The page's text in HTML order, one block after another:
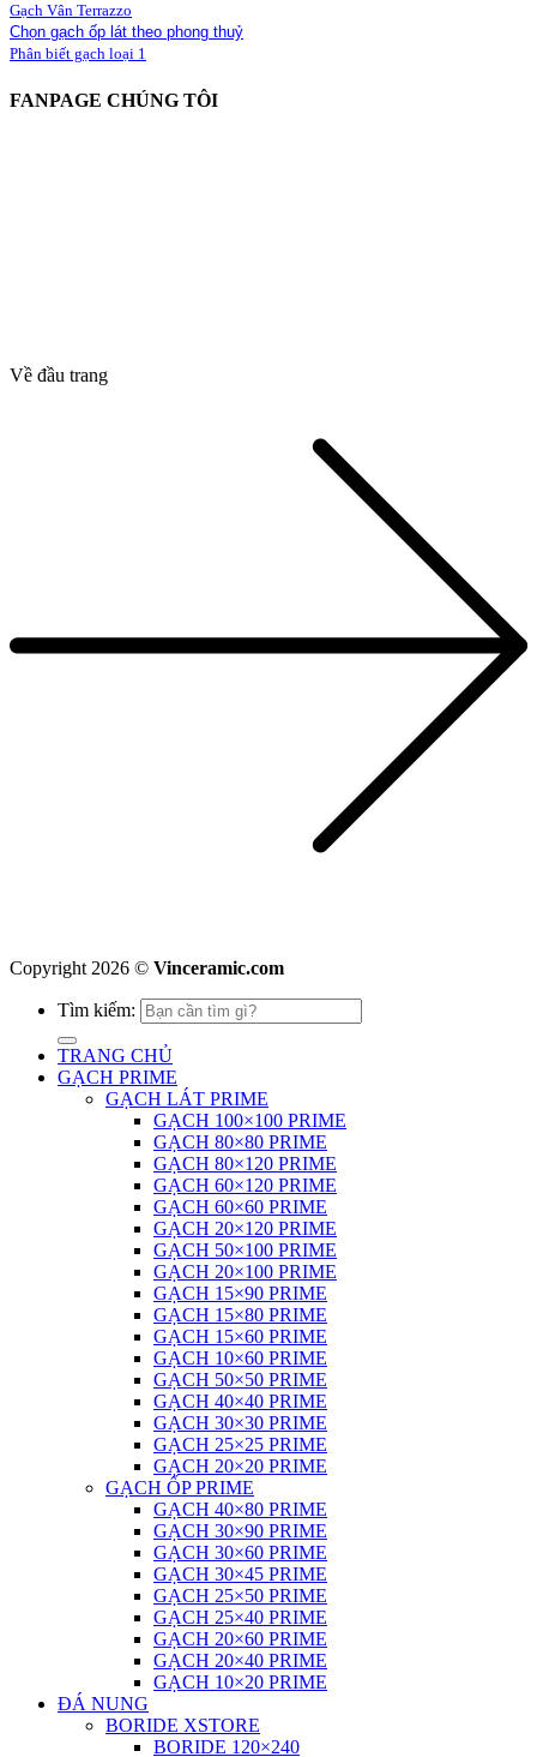
Gạch Vân Terrazzo
Chọn gạch ốp lát theo phong thuỷ
Phân biết gạch loại 1
FANPAGE CHÚNG TÔI
Về đầu trang
Copyright 2026 © Vinceramic.com
Tìm kiếm:
TRANG CHỦ
GẠCH PRIME
GẠCH LÁT PRIME
GẠCH 100×100 PRIME
GẠCH 80×80 PRIME
GẠCH 80×120 PRIME
GẠCH 60×120 PRIME
GẠCH 60×60 PRIME
GẠCH 20×120 PRIME
GẠCH 50×100 PRIME
GẠCH 20×100 PRIME
GẠCH 15×90 PRIME
GẠCH 15×80 PRIME
GẠCH 15×60 PRIME
GẠCH 10×60 PRIME
GẠCH 50×50 PRIME
GẠCH 40×40 PRIME
GẠCH 30×30 PRIME
GẠCH 25×25 PRIME
GẠCH 20×20 PRIME
GẠCH ỐP PRIME
GẠCH 40×80 PRIME
GẠCH 30×90 PRIME
GẠCH 30×60 PRIME
GẠCH 30×45 PRIME
GẠCH 25×50 PRIME
GẠCH 25×40 PRIME
GẠCH 20×60 PRIME
GẠCH 20×40 PRIME
GẠCH 10×20 PRIME
ĐÁ NUNG
BORIDE XSTORE
BORIDE 120×240